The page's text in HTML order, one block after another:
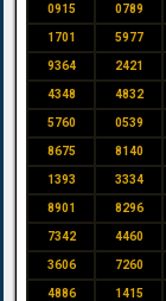
0915 0789
1701 5977
9364 2421
4348 4832
5760 0539
8675 8140
1393 3334
8901 8296
7342 4460
3606 7260
4886 1415